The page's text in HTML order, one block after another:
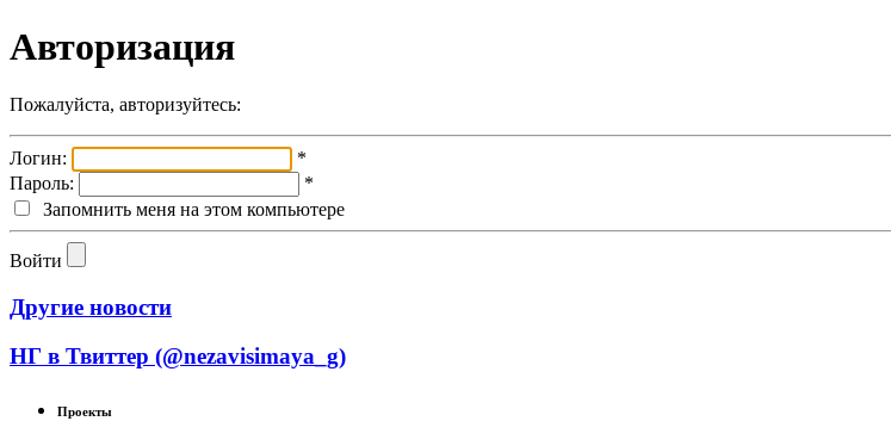
Авторизация
Пожалуйста, авторизуйтесь:
Логин:
*
Пароль:
*
Запомнить меня на этом компьютере
Войти
Другие новости
НГ в Твиттер (@nezavisimaya_g)
Проекты